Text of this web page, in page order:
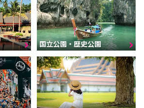
国立公園・歴史公園